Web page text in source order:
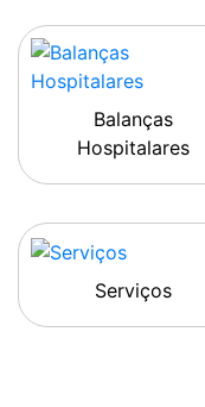
Balanças
Hospitalares
Serviços